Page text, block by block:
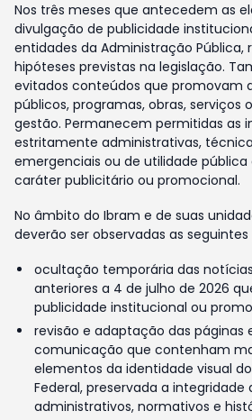
Nos três meses que antecedem as
divulgação de publicidade
entidades da Administração Pública,
hipóteses previstas na legislação.
evitados conteúdos que promovam
públicos, programas, obras, serviços
gestão. Permanecem permitidas as
estritamente administrativas,
emergenciais ou de utilidade
caráter publicitário ou promocional.
No âmbito do Ibram e de suas
deverão ser observadas as
ocultação temporária das
anteriores a 4 de julho de 2026
publicidade institucional ou
revisão e adaptação das páginas
comunicação que contenham
elementos da identidade visual
Federal, preservada a
administrativos, normativos e